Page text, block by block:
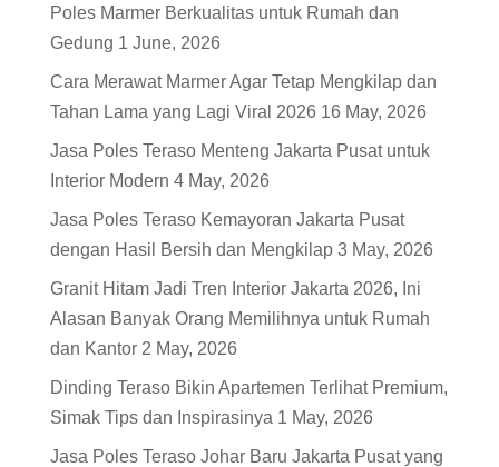
Poles Marmer Berkualitas untuk Rumah dan
Gedung 1 June, 2026
Cara Merawat Marmer Agar Tetap Mengkilap dan
Tahan Lama yang Lagi Viral 2026 16 May, 2026
Jasa Poles Teraso Menteng Jakarta Pusat untuk
Interior Modern 4 May, 2026
Jasa Poles Teraso Kemayoran Jakarta Pusat
dengan Hasil Bersih dan Mengkilap 3 May, 2026
Granit Hitam Jadi Tren Interior Jakarta 2026, Ini
Alasan Banyak Orang Memilihnya untuk Rumah
dan Kantor 2 May, 2026
Dinding Teraso Bikin Apartemen Terlihat Premium,
Simak Tips dan Inspirasinya 1 May, 2026
Jasa Poles Teraso Johar Baru Jakarta Pusat yang